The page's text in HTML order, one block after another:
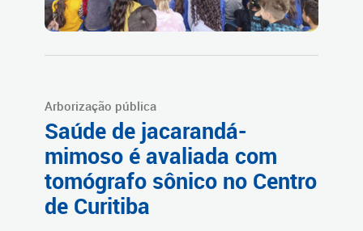
Arborização pública
Saúde de jacarandá-
mimoso é avaliada com
tomógrafo sônico no Centro
de Curitiba